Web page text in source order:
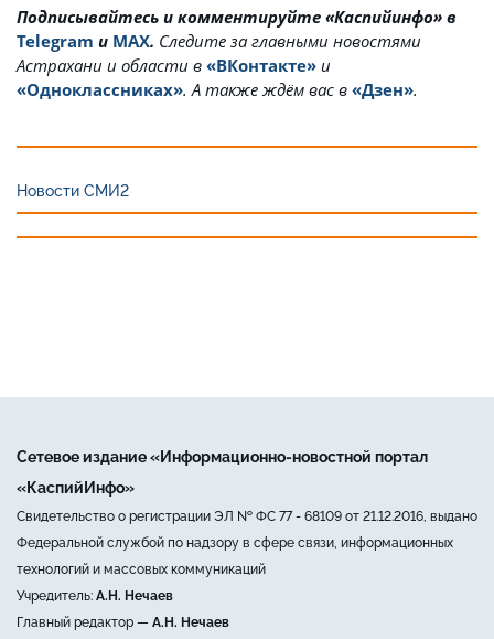
Подписывайтесь и комментируйте «Каспийинфо» в
Telegram и MAX. Cледите за главными новостями
Астрахани и области в «ВКонтакте» и
«Одноклассниках». А также ждём вас в «Дзен».
Новости СМИ2
Сетевое издание «Информационно-новостной портал
«КаспийИнфо»
Свидетельство о регистрации ЭЛ № ФС 77 - 68109 от 21.12.2016, выдано
Федеральной службой по надзору в сфере связи, информационных
технологий и массовых коммуникаций
Учредитель: А.Н. Нечаев
Главный редактор — А.Н. Нечаев